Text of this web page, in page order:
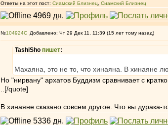
Ответы на этот пост: Сиамский Близнец Сиамский Близнец
№104924 Добавлено: Чт 29 Дек 11, 11:39 (15 лет тому назад)
TashiSho пишет:
Махаяна, это не то, что хинаяна. В хинаяне
Но "нирвану" архатов Буддизм сравнивает с
..[/quote]
В хинаяне сказано совсем другое. Что вы дурака-